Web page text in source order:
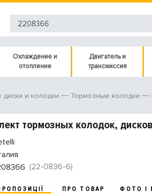
Охлаждение и
отопление
Двигатель и
трансмиссия
и колодки Тормозные колодки
тормозных колодок,
(22-0836-6)
ПРО ТОВАР ФОТО І